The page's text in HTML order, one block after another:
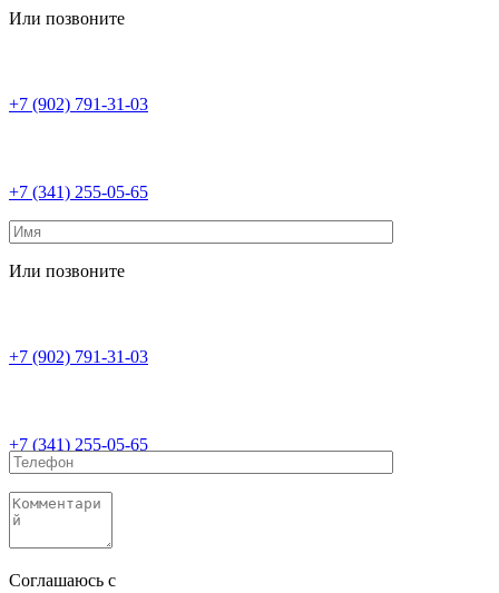
Или позвоните
+7 (902) 791-31-03
+7 (341) 255-05-65
Или позвоните
+7 (902) 791-31-03
+7 (341) 255-05-65
Соглашаюсь с